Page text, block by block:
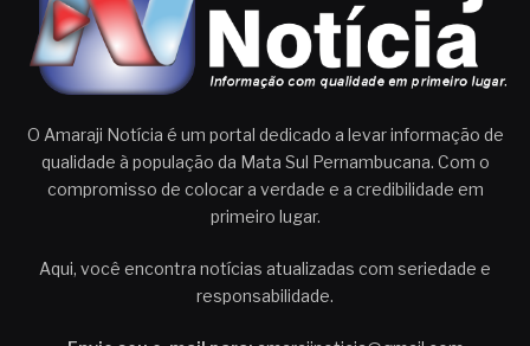
O Amaraji Notícia é um portal dedicado a levar informação de
qualidade à população da Mata Sul Pernambucana. Com o
compromisso de colocar a verdade e a credibilidade em
primeiro lugar.
Aqui, você encontra notícias atualizadas com seriedade e
responsabilidade.